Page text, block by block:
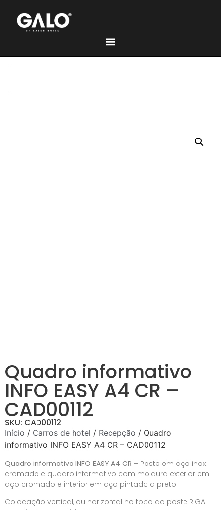
Quadro informativo
INFO EASY A4 CR –
CAD00112
SKU: CAD00112
Início / Carros de hotel / Recepção / Quadro
informativo INFO EASY A4 CR – CAD00112
Quadro informativo INFO EASY A4 CR – Poste em aço inox
cromado e quadro informativo com moldura exterior em
aço cromado e interior em aço pintado a preto.
Colocação vertical, ou horizontal no topo do poste RIGA